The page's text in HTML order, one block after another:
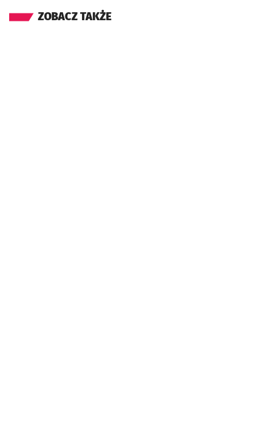
ZOBACZ TAKŻE